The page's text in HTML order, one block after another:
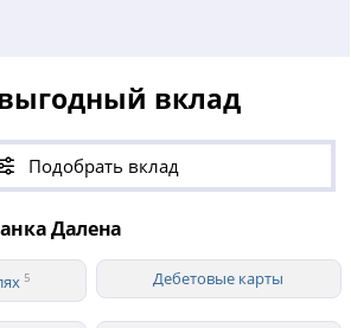
вклад
Подобрать вклад
Далена
5 Дебетовые карты